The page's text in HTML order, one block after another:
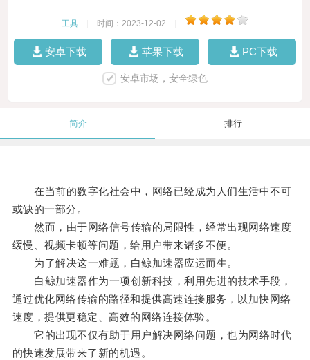
工具 时间：2023-12-02
安卓下载 苹果下载 PC下载
安卓市场，安全绿色
简介 排行
在当前的数字化社会中，网络已经成为人们生活中不可
或缺的一部分。
然而，由于网络信号传输的局限性，经常出现网络速度
缓慢、视频卡顿等问题，给用户带来诸多不便。
为了解决这一难题，白鲸加速器应运而生。
白鲸加速器作为一项创新科技，利用先进的技术手段，
通过优化网络传输的路径和提供高速连接服务，以加快网络
速度，提供更稳定、高效的网络连接体验。
它的出现不仅有助于用户解决网络问题，也为网络时代
的快速发展带来了新的机遇。